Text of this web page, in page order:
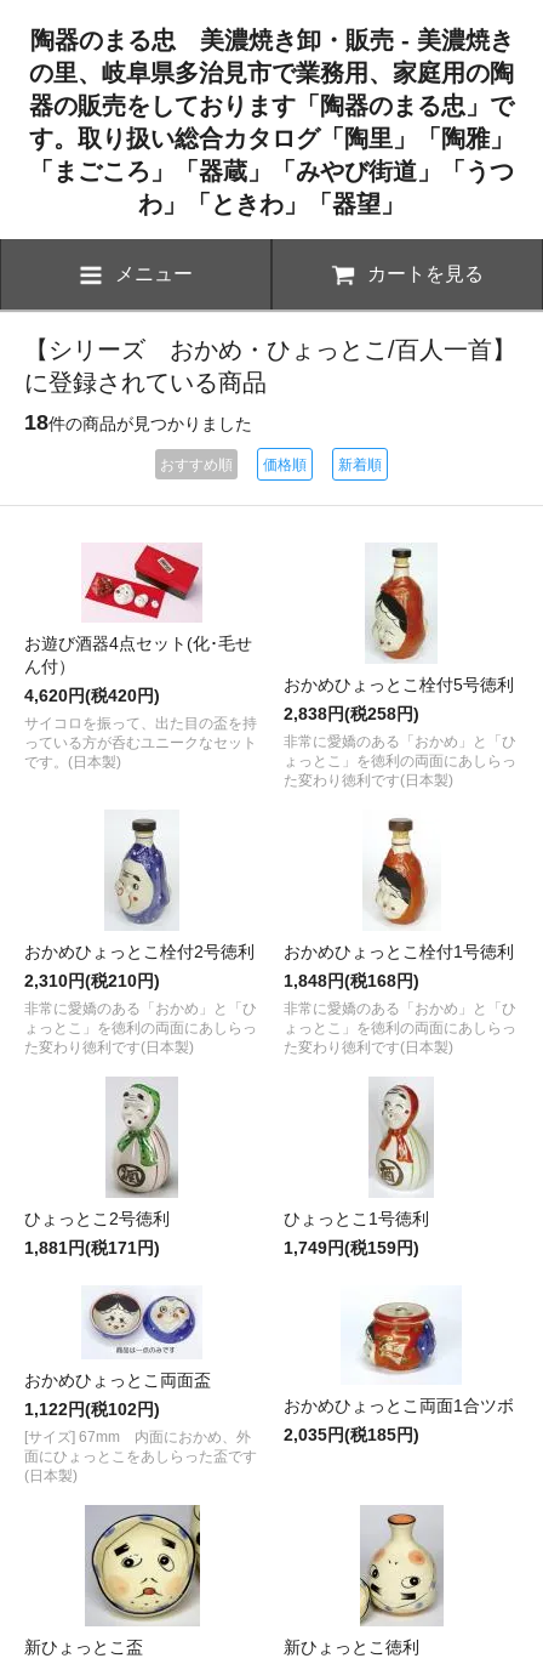
陶器のまる忠 美濃焼き卸・販売 - 美濃焼き
の里、岐阜県多治見市で業務用、家庭用の陶
器の販売をしております「陶器のまる忠」で
す。取り扱い総合カタログ「陶里」「陶雅」
「まごころ」「器蔵」「みやび街道」「うつ
わ」「ときわ」「器望」
メニュー カートを見る
【シリーズ おかめ・ひょっとこ/百人一首】
に登録されている商品
18件の商品が見つかりました
おすすめ順 価格順 新着順
お遊び酒器4点セット(化･毛せ
ん付）
4,620円(税420円)
サイコロを振って、出た目の盃を持
っている方が呑むユニークなセット
です。(日本製)
おかめひょっとこ栓付5号徳利
2,838円(税258円)
非常に愛嬌のある「おかめ」と「ひ
ょっとこ」を徳利の両面にあしらっ
た変わり徳利です(日本製)
おかめひょっとこ栓付2号徳利
2,310円(税210円)
非常に愛嬌のある「おかめ」と「ひ
ょっとこ」を徳利の両面にあしらっ
た変わり徳利です(日本製)
おかめひょっとこ栓付1号徳利
1,848円(税168円)
非常に愛嬌のある「おかめ」と「ひ
ょっとこ」を徳利の両面にあしらっ
た変わり徳利です(日本製)
ひょっとこ2号徳利
1,881円(税171円)
ひょっとこ1号徳利
1,749円(税159円)
おかめひょっとこ両面盃
1,122円(税102円)
[サイズ] 67mm 内面におかめ、外
面にひょっとこをあしらった盃です
(日本製)
おかめひょっとこ両面1合ツボ
2,035円(税185円)
新ひょっとこ盃
新ひょっとこ徳利